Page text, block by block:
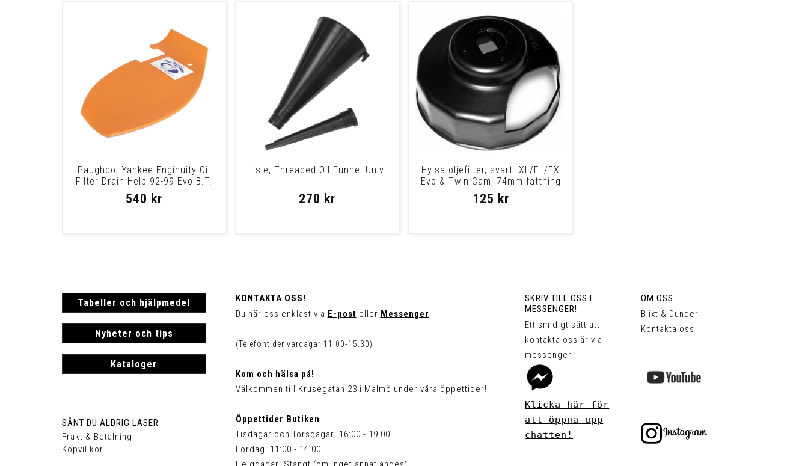
Paughco, Yankee Enginuity Oil
Filter Drain Help 92-99 Evo B.T.
540 kr
Lisle, Threaded Oil Funnel Univ.
270 kr
Hylsa oljefilter, svart. XL/FL/FX
Evo & Twin Cam, 74mm fattning
125 kr
Tabeller och hjälpmedel
Nyheter och tips
Kataloger
SÅNT DU ALDRIG LÄSER
Frakt & Betalning
Köpvillkor
KONTAKTA OSS!
Du når oss enklast via E-post eller Messenger
(Telefontider vardagar 11.00-15.30)
Kom och hälsa på!
Välkommen till Krusegatan 23 i Malmö under våra öppettider!
Öppettider Butiken
Tisdagar och Torsdagar: 16:00 - 19:00
Lördag: 11:00 - 14:00
SKRIV TILL OSS I
MESSENGER!
Ett smidigt sätt att
kontakta oss är via
messenger.
Klicka här för
att öppna upp
chatten!
OM OSS
Blixt & Dunder
Kontakta oss